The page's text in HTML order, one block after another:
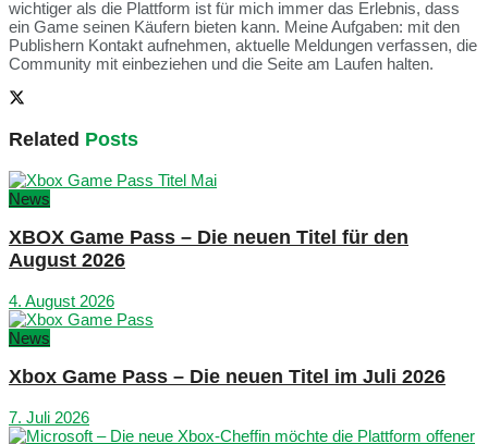
wichtiger als die Plattform ist für mich immer das Erlebnis, dass
ein Game seinen Käufern bieten kann. Meine Aufgaben: mit den
Publishern Kontakt aufnehmen, aktuelle Meldungen verfassen, die
Community mit einbeziehen und die Seite am Laufen halten.
Related Posts
News
XBOX Game Pass – Die neuen Titel für den
August 2026
4. August 2026
News
Xbox Game Pass – Die neuen Titel im Juli 2026
7. Juli 2026